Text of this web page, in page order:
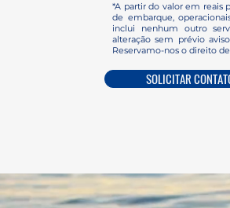
*A partir do valor em reais
de embarque,
inclui nenhum outro
alteração sem prévio
Reservamo-nos o direito
SOLICITAR